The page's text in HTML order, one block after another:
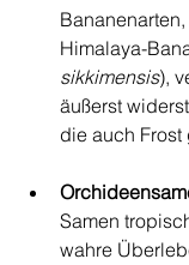
Himalaya-
sikkimensis),
äußerst
die auch Frost
Samen
wahre